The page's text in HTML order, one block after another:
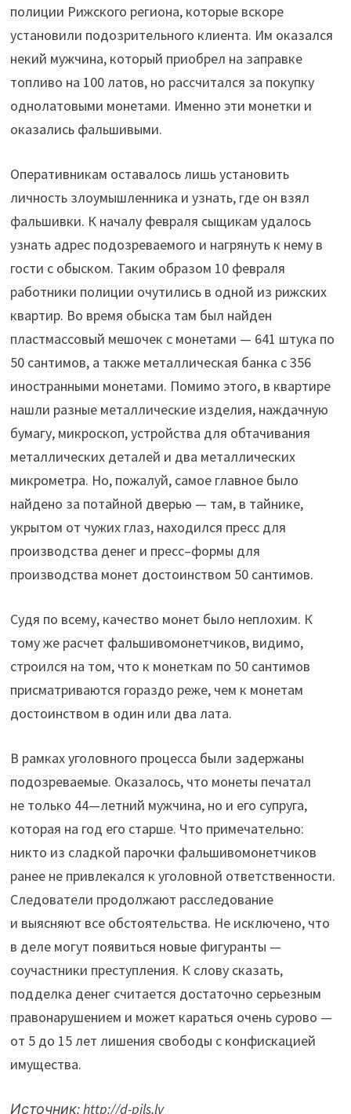
полиции Рижского региона, которые вскоре
установили подозрительного клиента. Им оказался
некий мужчина, который приобрел на заправке
топливо на 100 латов, но рассчитался за покупку
однолатовыми монетами. Именно эти монетки и
оказались фальшивыми.
Оперативникам оставалось лишь установить
личность злоумышленника и узнать, где он взял
фальшивки. К началу февраля сыщикам удалось
узнать адрес подозреваемого и нагрянуть к нему в
гости с обыском. Таким образом 10 февраля
работники полиции очутились в одной из рижских
квартир. Во время обыска там был найден
пластмассовый мешочек с монетами — 641 штука по
50 сантимов, а также металлическая банка с 356
иностранными монетами. Помимо этого, в квартире
нашли разные металлические изделия, наждачную
бумагу, микроскоп, устройства для обтачивания
металлических деталей и два металлических
микрометра. Но, пожалуй, самое главное было
найдено за потайной дверью — там, в тайнике,
укрытом от чужих глаз, находился пресс для
производства денег и пресс–формы для
производства монет достоинством 50 сантимов.
Судя по всему, качество монет было неплохим. К
тому же расчет фальшивомонетчиков, видимо,
строился на том, что к монеткам по 50 сантимов
присматриваются гораздо реже, чем к монетам
достоинством в один или два лата.
В рамках уголовного процесса были задержаны
подозреваемые. Оказалось, что монеты печатал
не только 44—летний мужчина, но и его супруга,
которая на год его старше. Что примечательно:
никто из сладкой парочки фальшивомонетчиков
ранее не привлекался к уголовной ответственности.
Следователи продолжают расследование
и выясняют все обстоятельства. Не исключено, что
в деле могут появиться новые фигуранты —
соучастники преступления. К слову сказать,
подделка денег считается достаточно серьезным
правонарушением и может караться очень сурово —
от 5 до 15 лет лишения свободы с конфискацией
имущества.
Источник: http://d-pils.lv